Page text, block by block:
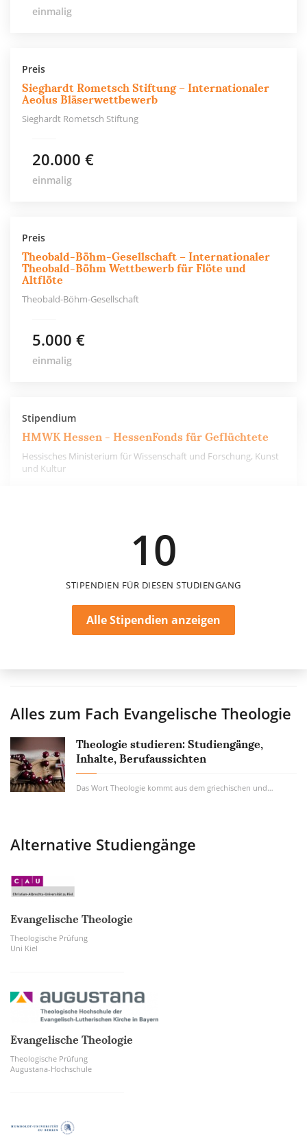
einmalig
Preis
Sieghardt Rometsch Stiftung – Internationaler
Aeolus Bläserwettbewerb
Sieghardt Rometsch Stiftung
20.000 €
einmalig
Preis
Theobald-Böhm-Gesellschaft – Internationaler
Theobald-Böhm Wettbewerb für Flöte und
Altflöte
Theobald-Böhm-Gesellschaft
5.000 €
einmalig
Stipendium
HMWK Hessen - HessenFonds für Geflüchtete
Hessisches Ministerium für Wissenschaft und Forschung, Kunst
und Kultur
10
STIPENDIEN FÜR DIESEN STUDIENGANG
Alle Stipendien anzeigen
Alles zum Fach Evangelische Theologie
Theologie studieren: Studiengänge,
Inhalte, Berufaussichten
Das Wort Theologie kommt aus dem griechischen und heißt allgemein „die Lehre von Gott“...
Alternative Studiengänge
Evangelische Theologie
Theologische Prüfung
Uni Kiel
Evangelische Theologie
Theologische Prüfung
Augustana-Hochschule